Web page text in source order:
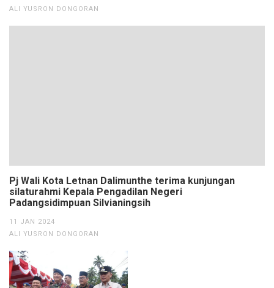
ALI YUSRON DONGORAN
Pj Wali Kota Letnan Dalimunthe terima kunjungan
silaturahmi Kepala Pengadilan Negeri
Padangsidimpuan Silvianingsih
11 JAN 2024
ALI YUSRON DONGORAN